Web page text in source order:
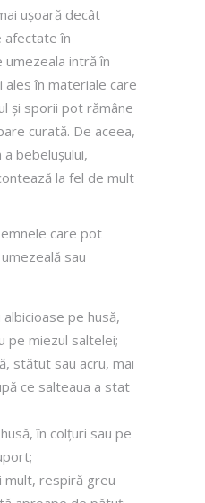
ușoară decât
afectate în
intră în
în materiale care
și sporii pot rămâne
curată. De aceea,
bebelușului,
la fel de mult
care pot
sau
pe husă,
pe miezul saltelei;
stătut sau acru, mai
ce salteaua a stat
în colțuri sau pe
mult, respiră greu